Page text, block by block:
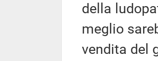
della
meglio
vendita del